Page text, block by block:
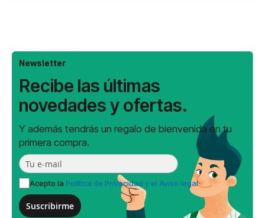
Newsletter
Recibe las últimas
novedades y ofertas.
Y además tendrás un regalo de bienvenida en tu
primera compra.
Acepto la Política de Privacidad y el Aviso legal
Suscribirme